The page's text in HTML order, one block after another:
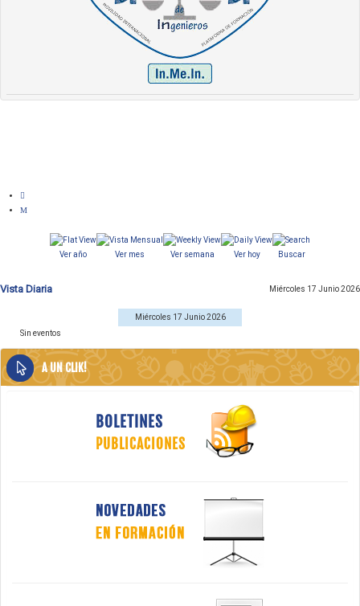
Ver año Ver mes Ver semana Ver hoy Buscar
Vista Diaria Miércoles 17 Junio 2026
Miércoles 17 Junio 2026
Sin eventos
A UN CLIK!